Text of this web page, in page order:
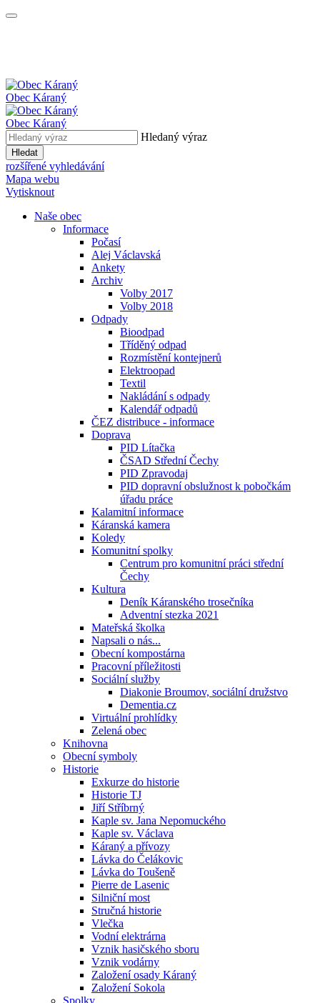
Obec Káraný
Obec Káraný
Hledaný výraz
Hledat
rozšířené vyhledávání
Mapa webu
Vytisknout
Naše obec
Informace
Počasí
Alej Václavská
Ankety
Archiv
Volby 2017
Volby 2018
Odpady
Bioodpad
Tříděný odpad
Rozmístění kontejnerů
Elektroopad
Textil
Nakládání s odpady
Kalendář odpadů
ČEZ distribuce - informace
Doprava
PID Lítačka
ČSAD Střední Čechy
PID Zpravodaj
PID dopravní obslužnost k pobočkám
úřadu práce
Kalamitní informace
Káranská kamera
Koledy
Komunitní spolky
Centrum pro komunitní práci střední
Čechy
Kultura
Deník Káranského trosečníka
Adventní stezka 2021
Mateřská školka
Napsali o nás...
Obecní kompostárna
Pracovní příležitosti
Sociální služby
Diakonie Broumov, sociální družstvo
Dementia.cz
Virtuální prohlídky
Zelená obec
Knihovna
Obecní symboly
Historie
Exkurze do historie
Historie TJ
Jiří Stříbrný
Kaple sv. Jana Nepomuckého
Kaple sv. Václava
Káraný a přívozy
Lávka do Čelákovic
Lávka do Toušeně
Pierre de Lasenic
Silniční most
Stručná historie
Vlečka
Vodní elektrárna
Vznik hasičského sboru
Vznik vodárny
Založení osady Káraný
Založení Sokola
Spolky